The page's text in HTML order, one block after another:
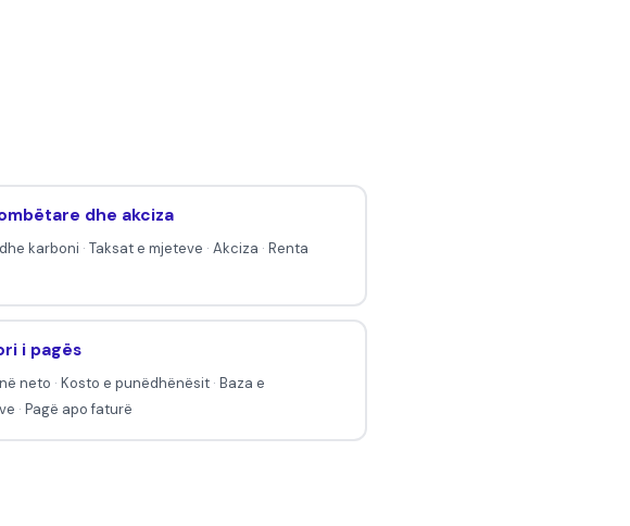
dhe akciza
karboni · Taksat e mjeteve · Akciza · Renta
i pagës
neto · Kosto e punëdhënësit· Baza e
· Pagë apo faturë